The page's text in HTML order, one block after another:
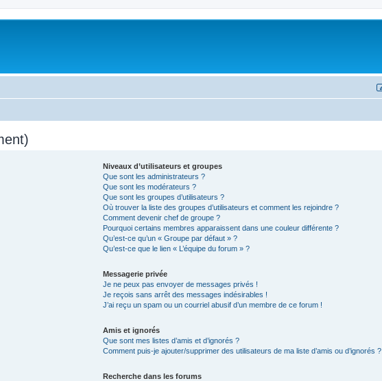
Niveaux d’utilisateurs et groupes
Que sont les administrateurs ?
Que sont les modérateurs ?
Que sont les groupes d’utilisateurs ?
Où trouver la liste des groupes d’utilisateurs et comment les rejoindre ?
Comment devenir chef de groupe ?
Pourquoi certains membres apparaissent dans une couleur différente ?
Qu’est-ce qu’un « Groupe par défaut » ?
Qu’est-ce que le lien « L’équipe du forum » ?
Messagerie privée
Je ne peux pas envoyer de messages privés !
Je reçois sans arrêt des messages indésirables !
J’ai reçu un spam ou un courriel abusif d’un membre de ce forum !
Amis et ignorés
Que sont mes listes d’amis et d’ignorés ?
Comment puis-je ajouter/supprimer des utilisateurs de ma liste d’amis ou d’ignorés ?
Recherche dans les forums